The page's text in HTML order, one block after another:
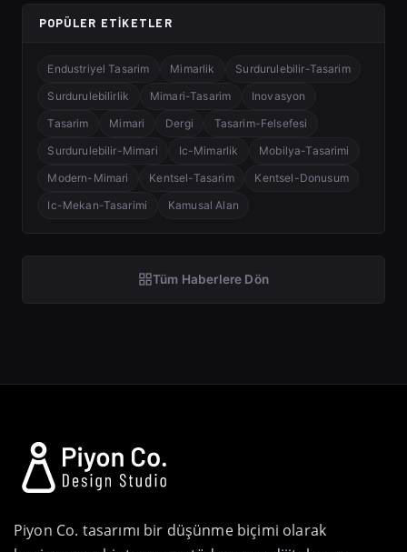
POPÜLER ETIKETLER
Endustriyel Tasarim Mimarlik
Surdurulebilir-Tasarim
Surdurulebilirlik
Mimari-Tasarim
Inovasyon
Tasarim
Mimari Dergi
Tasarim-Felsefesi
Surdurulebilir-Mimari
Ic-Mimarlik
Mobilya-Tasarimi
Modern-Mimari
Kentsel-Tasarim
Kentsel-Donusum
Ic-Mekan-Tasarimi
Kamusal Alan
Tüm Haberlere Dön
Piyon Co. tasarımı bir düşünme biçimi olarak